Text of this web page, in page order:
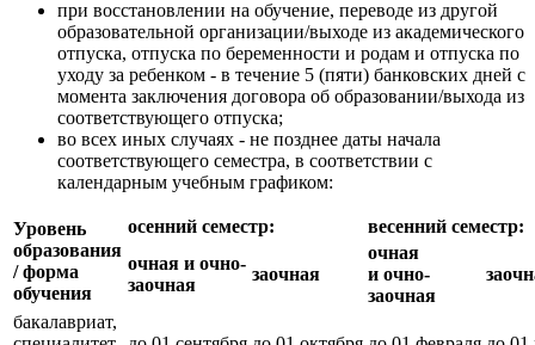
при восстановлении на обучение, переводе из другой
образовательной организации/выходе из академического
отпуска, отпуска по беременности и родам и отпуска по
уходу за ребенком - в течение 5 (пяти) банковских дней с
момента заключения договора об образовании/выхода из
соответствующего отпуска;
во всех иных случаях - не позднее даты начала
соответствующего семестра, в соответствии с
календарным учебным графиком:
Уровень
образования
/ форма
обучения
осенний семестр:
весенний семестр:
очная и очно-
заочная
заочная
очная
и очно-
заочная
бакалавриат,